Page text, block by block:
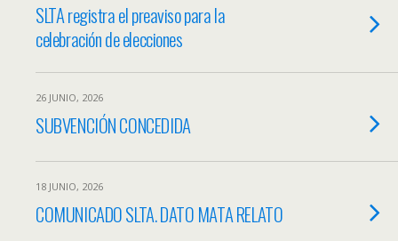
SLTA registra el preaviso para la
celebración de elecciones
26 JUNIO, 2026
SUBVENCIÓN CONCEDIDA
18 JUNIO, 2026
COMUNICADO SLTA. DATO MATA RELATO